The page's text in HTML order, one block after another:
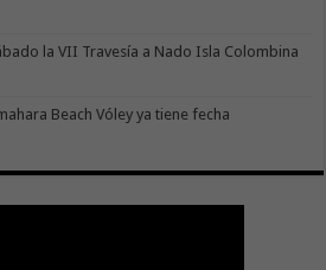
la VII Travesía a Nado Isla Colombina
Beach Vóley ya tiene fecha